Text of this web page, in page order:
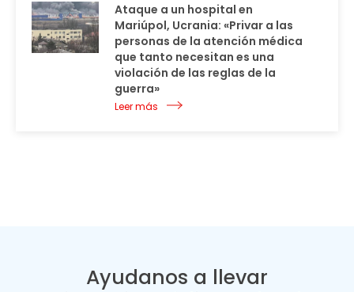
Ataque a un hospital en
Mariúpol, Ucrania: «Privar a las
personas de la atención médica
que tanto necesitan es una
violación de las reglas de la
guerra»
Leer más
Ayudanos a llevar